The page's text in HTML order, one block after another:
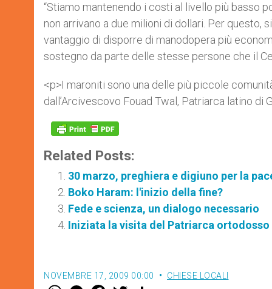
“Stiamo mantenendo i costi al livello più basso
non arrivano a due milioni di dollari. Per
vantaggio di disporre di manodopera più
sostegno da parte delle stesse persone che il
<p>I maroniti sono una delle più piccole
dall’Arcivescovo Fouad Twal, Patriarca latino di
Related Posts:
30 marzo, preghiera e digiuno per la
Boko Haram: l'inizio della fine?
Fede e scienza, un dialogo necessario
Iniziata la visita del Patriarca ortodosso
NOVEMBRE 17, 2009 00:00 CHIESE LOCALI